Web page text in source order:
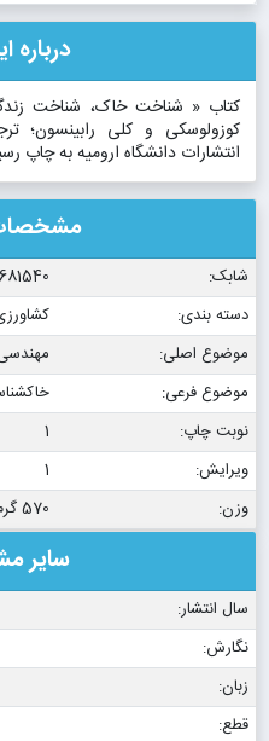
درباره
کتاب « شناخت خاک، شناخت
کوزولوسکی و کلی رابینسون؛
انتشارات دانشگاه ارومیه به چاپ
شابک:
دسته بندی:
موضوع اصلی:
موضوع فرعی:
نوبت چاپ:
1
ویرایش:
1
وزن:
570 گرم
سایر
سال انتشار:
نگارش:
زبان:
قطع: